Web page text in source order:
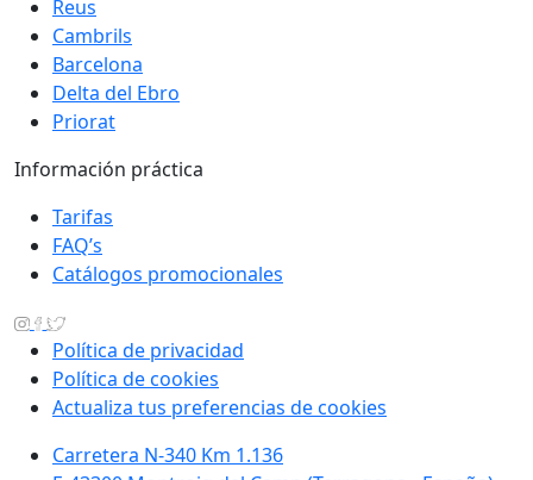
Reus
Cambrils
Barcelona
Delta del Ebro
Priorat
Información práctica
Tarifas
FAQ’s
Catálogos promocionales
Política de privacidad
Política de cookies
Actualiza tus preferencias de cookies
Carretera N-340 Km 1.136